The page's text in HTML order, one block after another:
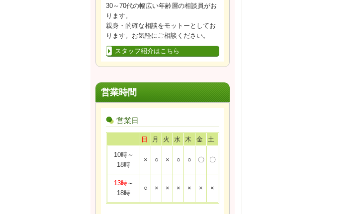
30～70代の幅広い年齢層の相談員がお
ります。
親身・的確な相談をモットーとしてお
ります。お気軽にご相談ください。
スタッフ紹介はこちら
営業時間
営業日
日 月 火 水 木 金 土
10時～
18時
× ○ × ○ ○ 〇 〇
13時～
18時
○ × × × × × ×